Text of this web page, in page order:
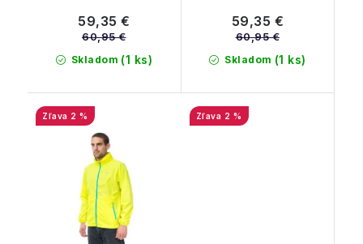
Skladom (1 ks)
59,35 €
60,95 €
Skladom (1 ks)
59,35 €
60,95 €
2 % 2 %